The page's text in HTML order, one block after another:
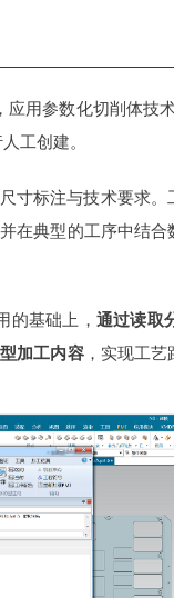
用参数化切削体技
工创建。
寸标注与技术要求
在典型的工序中结
的基础上， 通过读取
加工内容，实现工艺